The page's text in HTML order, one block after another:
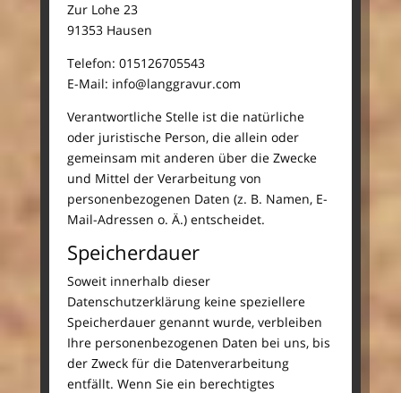
Zur Lohe 23
91353 Hausen
Telefon: 015126705543
E-Mail: info@langgravur.com
Verantwortliche Stelle ist die natürliche
oder juristische Person, die allein oder
gemeinsam mit anderen über die Zwecke
und Mittel der Verarbeitung von
personenbezogenen Daten (z. B. Namen, E-
Mail-Adressen o. Ä.) entscheidet.
Speicherdauer
Soweit innerhalb dieser
Datenschutzerklärung keine speziellere
Speicherdauer genannt wurde, verbleiben
Ihre personenbezogenen Daten bei uns, bis
der Zweck für die Datenverarbeitung
entfällt. Wenn Sie ein berechtigtes